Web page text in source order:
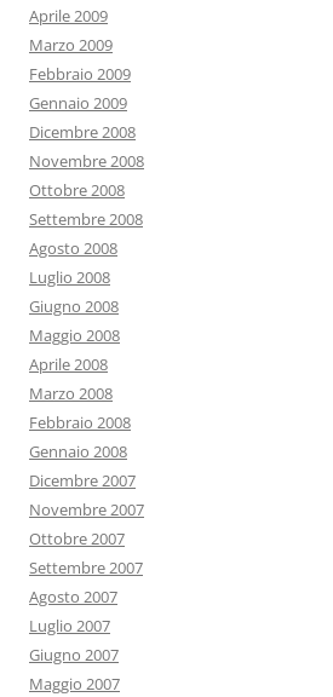
Aprile 2009
Marzo 2009
Febbraio 2009
Gennaio 2009
Dicembre 2008
Novembre 2008
Ottobre 2008
Settembre 2008
Agosto 2008
Luglio 2008
Giugno 2008
Maggio 2008
Aprile 2008
Marzo 2008
Febbraio 2008
Gennaio 2008
Dicembre 2007
Novembre 2007
Ottobre 2007
Settembre 2007
Agosto 2007
Luglio 2007
Giugno 2007
Maggio 2007